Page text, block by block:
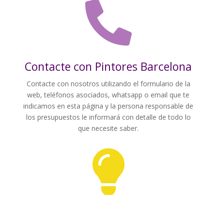

Contacte con Pintores Barcelona
Contacte con nosotros utilizando el formulario de la
web, teléfonos asociados, whatsapp o email que te
indicamos en esta página y la persona responsable de
los presupuestos le informará con detalle de todo lo
que necesite saber.
